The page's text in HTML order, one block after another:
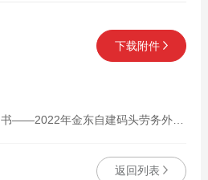
下载附件
年金东自建码头劳务外包业务招标案
返回列表